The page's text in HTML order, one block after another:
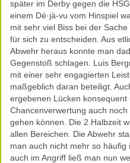
später im Derby gegen die
einem Dé·jà-vu vom Hinspiel
mit sehr viel Biss bei der
für sich zu entscheiden. Aus
Abwehr heraus konnte man
Gegenstoß schlagen. Luis
mit einer sehr engagierten
maßgeblich daran beteiligt.
ergebenen Lücken
Chancenverwertung auch
gehen können. Die 2.Halbzeit
allen Bereichen. Die Abwehr
man auch nicht mehr so
auch im Angriff ließ man nun